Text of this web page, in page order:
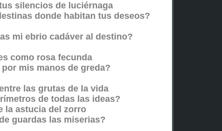
silencios de luciérnaga
donde habitan tus deseos?
mi ebrio cadáver al destino?
como rosa fecunda
mis manos de greda?
las grutas de la vida
de todas las ideas?
la astucia del zorro
guardas las miserias?